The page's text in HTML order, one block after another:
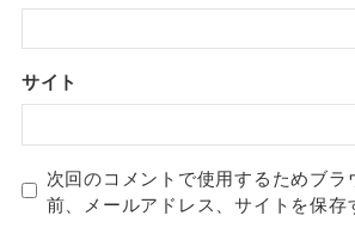
サイト
次回のコメントで使用するためブラ
前、メールアドレス、サイトを保存